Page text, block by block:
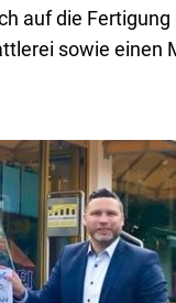
auf die Fertigung
sowie einen